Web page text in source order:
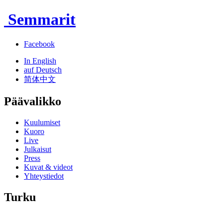
Semmarit
Facebook
In English
auf Deutsch
简体中文
Päävalikko
Kuulumiset
Kuoro
Live
Julkaisut
Press
Kuvat & videot
Yhteystiedot
Turku